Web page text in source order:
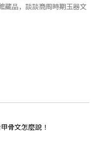
藏品，談談商周時期玉器文
骨文怎麼說！